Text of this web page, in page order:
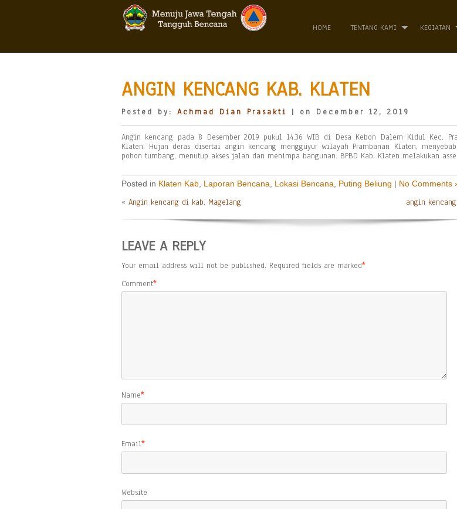
HOME TENTANG KAMI KEGIATAN
ANGIN KENCANG KAB. KLATEN
Posted by: Achmad Dian Prasakti | on December 12, 2019
Angin kencang pada 8 Desember 2019 pukul 14.36 WIB di Desa Kebon Dalem Kidul Kec.
Klaten. Hujan deras disertai angin kencang mengguyur wilayah Prambanan Klaten,
pohon tumbang, menutup akses jalan dan menimpa bangunan. BPBD Kab. Klaten melakukan
Posted in Klaten Kab Laporan Bencana Lokasi Bencana Puting Beliung | No Comments
« Angin kencang di kab. Magelang angin
LEAVE A REPLY
Your email address will not be published. Required fields are marked*
Comment*
Name*
Email*
Website